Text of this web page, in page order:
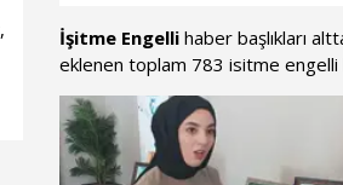
İşitme Engelli haber başlıkları
eklenen toplam 783 isitme engelli